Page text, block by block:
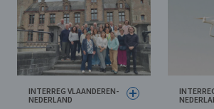
INTERREG VLAANDEREN-
NEDERLAND